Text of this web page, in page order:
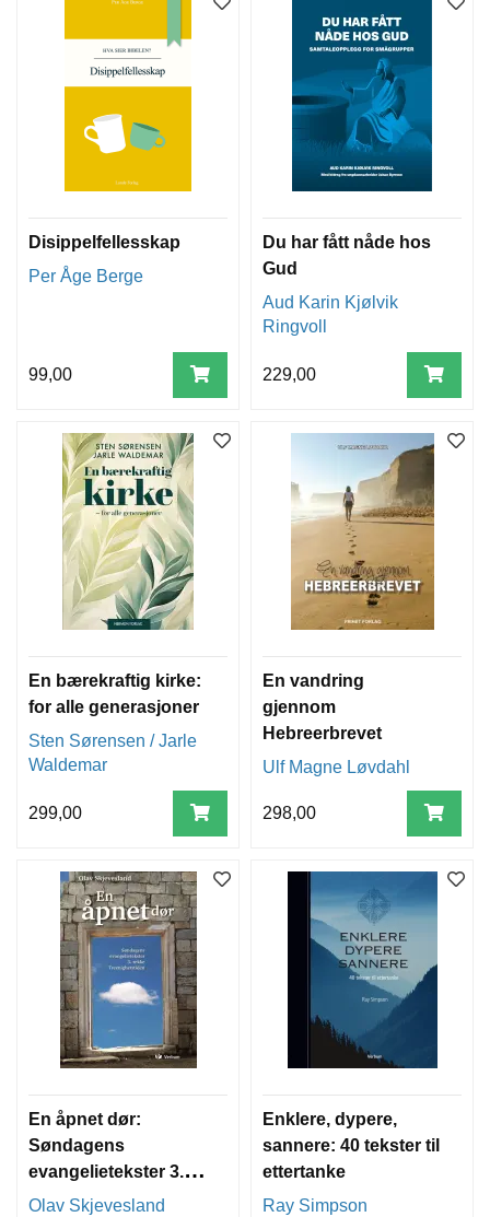
Disippelfellesskap
Per Åge Berge
99,00
Du har fått nåde hos
Gud
Aud Karin Kjølvik
Ringvoll
229,00
En bærekraftig kirke:
for alle generasjoner
Sten Sørensen / Jarle
Waldemar
299,00
En vandring
gjennom
Hebreerbrevet
Ulf Magne Løvdahl
298,00
En åpnet dør:
Søndagens
evangelietekster 3.
rekke:
Olav Skjevesland
Enklere, dypere,
sannere: 40 tekster til
ettertanke
Ray Simpson